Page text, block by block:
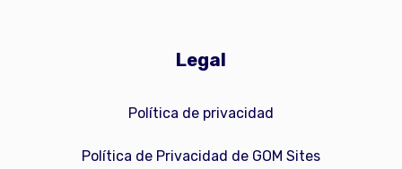
Legal
Política de privacidad
Política de Privacidad de GOM Sites